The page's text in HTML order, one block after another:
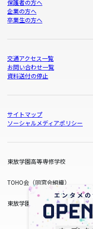
保護者の方へ
企業の方へ
卒業生の方へ
交通アクセス一覧
お問い合わせ一覧
資料送付の停止
サイトマップ
ソーシャルメディアポリシー
東放学園高等専修学校
TOHO会（同窓会組織）
東放学園サービス